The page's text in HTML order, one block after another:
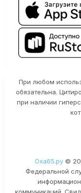
При любом
обязательна.
при наличии
Оха65.ру©
Федеральной